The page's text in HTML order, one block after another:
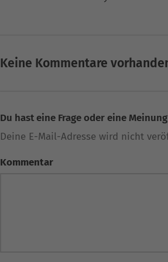
Keine Kommentare
Du hast eine Frage oder eine
Deine E-Mail-Adresse wird nicht
Kommentar